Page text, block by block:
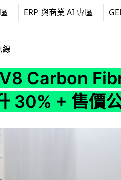
ERP 與商業 AI 專區
線
Carbon
30% + 售價